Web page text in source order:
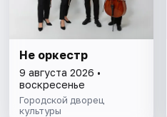
Не оркестр
9 августа 2026 •
воскресенье
Городской дворец
культуры